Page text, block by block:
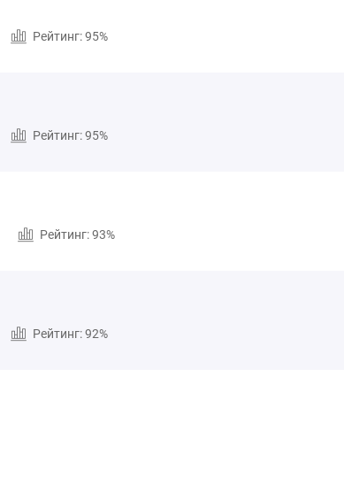
Рейтинг: 95%
Рейтинг: 95%
Рейтинг: 93%
Рейтинг: 92%